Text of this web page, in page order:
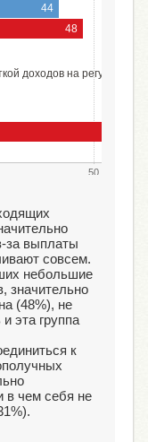
44
48
доходов на
50
за выплаты
совсем.
небольшие
значительно
(48%), не
эта группа
к
в чем себя не